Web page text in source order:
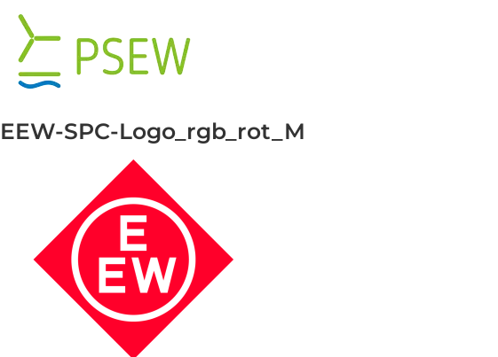
Przejdź
zawartości
EEW-SPC-Logo_rgb_rot_M